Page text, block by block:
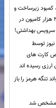
کمبود زیرساخت و
ضعف هماهنگی دستگاه‌ها / ۳ هزار کامیون در
سرویس بهداشتی!
توسط
کارت های
ارزی رسیده اند
تنگه هرمز را باز
مشخص شد